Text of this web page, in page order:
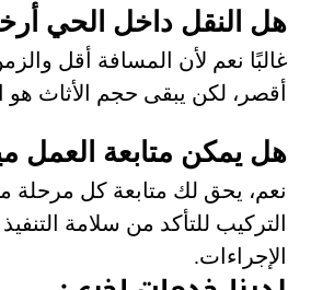
هل النقل داخل الحي
غالبًا نعم لأن المسافة أقل
أقصر، لكن يبقى حجم الأثاث هو
هل يمكن متابعة العمل
نعم، يحق لك متابعة كل مرحلة
التركيب للتأكد من سلامة
الإجراءات.